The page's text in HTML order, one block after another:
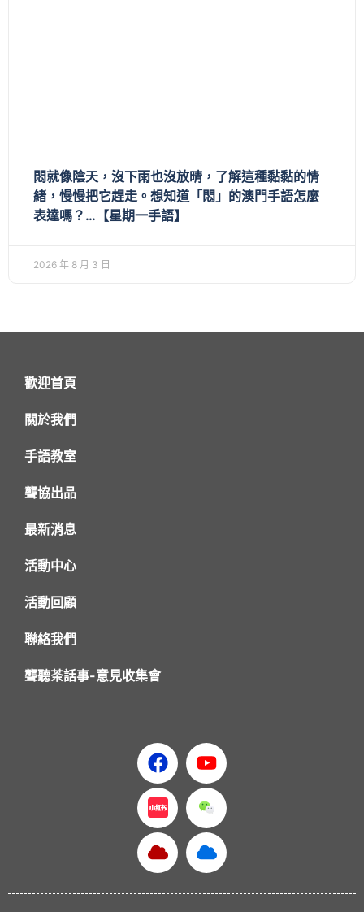
悶就像陰天，沒下雨也沒放晴，了解這種黏黏的情
緒，慢慢把它趕走。想知道「悶」的澳門手語怎麼
表達嗎？…【星期一手語】
2026 年 8 月 3 日
歡迎首頁
關於我們
手語教室
聾協出品
最新消息
活動中心
活動回顧
聯絡我們
聾聽茶話事-意見收集會